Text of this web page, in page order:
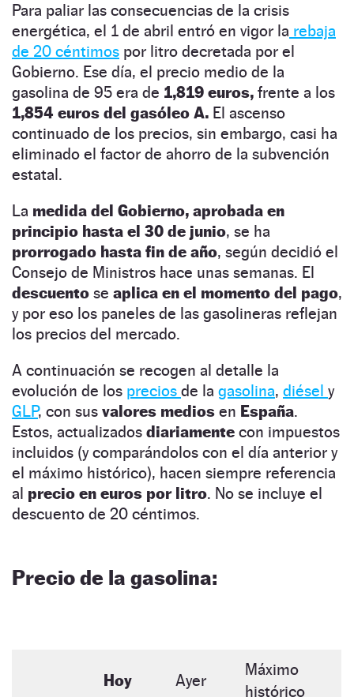
Para paliar las consecuencias de la crisis
energética, el 1 de abril entró en vigor la rebaja
de 20 céntimos por litro decretada por el
Gobierno. Ese día, el precio medio de la
gasolina de 95 era de 1,819 euros, frente a los
1,854 euros del gasóleo A. El ascenso
continuado de los precios, sin embargo, casi ha
eliminado el factor de ahorro de la subvención
estatal.
La medida del Gobierno, aprobada en
principio hasta el 30 de junio, se ha
prorrogado hasta fin de año, según decidió el
Consejo de Ministros hace unas semanas. El
descuento se aplica en el momento del pago,
y por eso los paneles de las gasolineras reflejan
los precios del mercado.
A continuación se recogen al detalle la
evolución de los precios de la gasolina, diésel y
GLP, con sus valores medios en España.
Estos, actualizados diariamente con impuestos
incluidos (y comparándolos con el día anterior y
el máximo histórico), hacen siempre referencia
al precio en euros por litro. No se incluye el
descuento de 20 céntimos.
Precio de la gasolina:
Hoy Ayer
Máximo
histórico